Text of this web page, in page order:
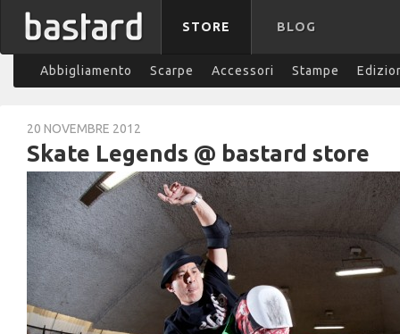
STORE BLOG
Abbigliamento Scarpe Accessori Stampe
20 NOVEMBRE 2012
Skate Legends @ bastard store